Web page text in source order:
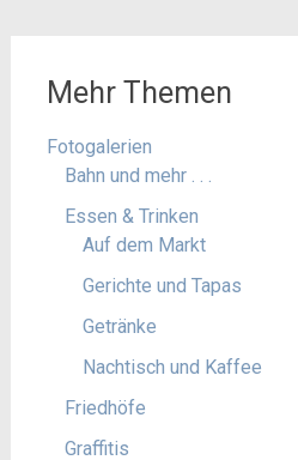
Mehr Themen
Fotogalerien
Bahn und mehr . . .
Essen & Trinken
Auf dem Markt
Gerichte und Tapas
Getränke
Nachtisch und Kaffee
Friedhöfe
Graffitis